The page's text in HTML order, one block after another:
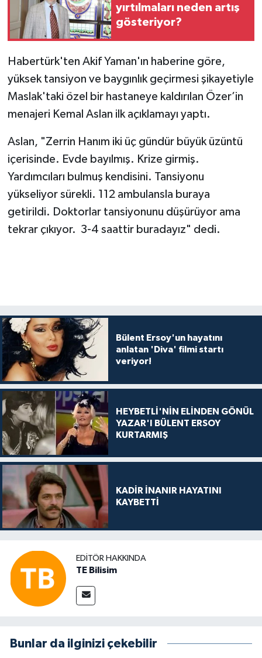
yırtılmaları neden artış
gösteriyor?
Habertürk'ten Akif Yaman'ın haberine göre,
yüksek tansiyon ve baygınlık geçirmesi şikayetiyle
Maslak'taki özel bir hastaneye kaldırılan Özer’in
menajeri Kemal Aslan ilk açıklamayı yaptı.
Aslan, "Zerrin Hanım iki üç gündür büyük üzüntü
içerisinde. Evde bayılmış. Krize girmiş.
Yardımcıları bulmuş kendisini. Tansiyonu
yükseliyor sürekli. 112 ambulansla buraya
getirildi. Doktorlar tansiyonunu düşürüyor ama
tekrar çıkıyor. 3-4 saattir buradayız" dedi.
Bülent Ersoy'un hayatını
anlatan 'Diva' filmi startı
veriyor!
HEYBETLİ'NİN ELİNDEN GÖNÜL
YAZAR'I BÜLENT ERSOY
KURTARMIŞ
KADİR İNANIR HAYATINI
KAYBETTİ
EDITÖR HAKKINDA
TE Bilisim
Bunlar da ilginizi çekebilir